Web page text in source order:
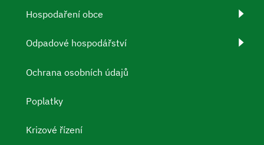
Hospodaření obce
Odpadové hospodářství
Ochrana osobních údajů
Poplatky
Krizové řízení